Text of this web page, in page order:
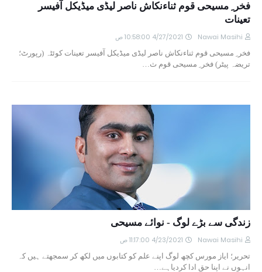
فخر ِ مسیحی قوم ثناءنکاش ناصر لیڈی میڈیکل آفیسر
تعینات
Nawai Masihi 4/27/2021 10:58:00 ص
فخر ِ مسیحی قوم ثناءنکاش ناصر لیڈی میڈیکل آفیسر تعینات کوئٹہ (رپورٹ؛
تریضہ پیٹر) فخر ِ مسیحی قوم ث…
زندگی سے بڑے لوگ - نوائے مسیحی
Nawai Masihi 4/23/2021 11:17:00 ص
تحریر؛ ایاز مورس کچھ لوگ اپنے علم کو کتابوں میں لکھ کر سمجھتے ہیں کہ
انہوں نے اپنا حق ادا کردیاہے…